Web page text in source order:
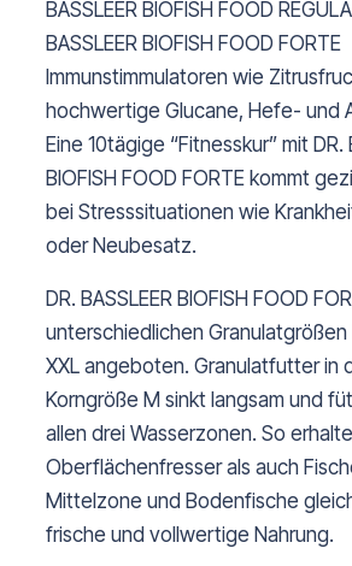
BASSLEER BIOFISH FOOD
BASSLEER BIOFISH FOOD FORTE
Immunstimmulatoren wie
hochwertige Glucane, Hefe- und
Eine 10tägige “Fitnesskur” mit DR.
BIOFISH FOOD FORTE kommt
bei Stresssituationen wie
oder Neubesatz.
DR. BASSLEER BIOFISH FOOD
unterschiedlichen Granulatgrößen
XXL angeboten. Granulatfutter in
Korngröße M sinkt langsam und
allen drei Wasserzonen. So
Oberflächenfresser als auch
Mittelzone und Bodenfische
frische und vollwertige Nahrung.